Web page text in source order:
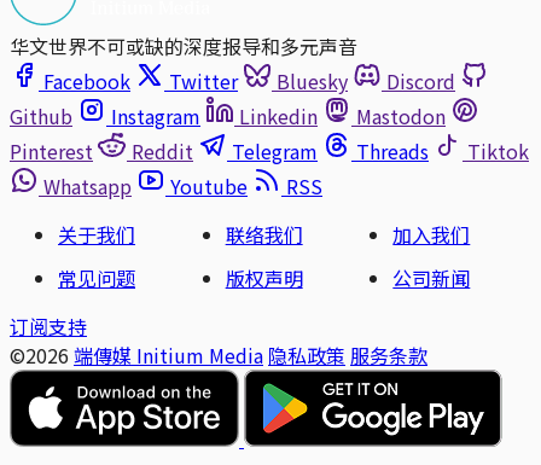
华文世界不可或缺的深度报导和多元声音
Facebook
Twitter Bluesky
Discord
Github
Instagram Linkedin
Mastodon
Pinterest
Reddit Telegram Threads
Tiktok
Whatsapp
Youtube
RSS
关于我们
联络我们
加入我们
常见问题
版权声明
公司新闻
订阅支持
©2026 端傳媒 Initium Media 隐私政策 服务条款